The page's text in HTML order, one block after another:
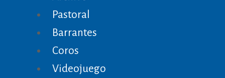
Pastoral
Barrantes
Coros
Videojuego